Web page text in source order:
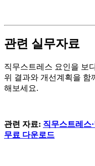
관련 실무자료
직무스트레스 요인을 보
위 결과와 개선계획을 함
해보세요.
관련 자료: 직무스트레스
무료 다운로드